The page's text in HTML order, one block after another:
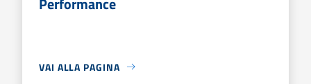
VAI ALLA PAGINA